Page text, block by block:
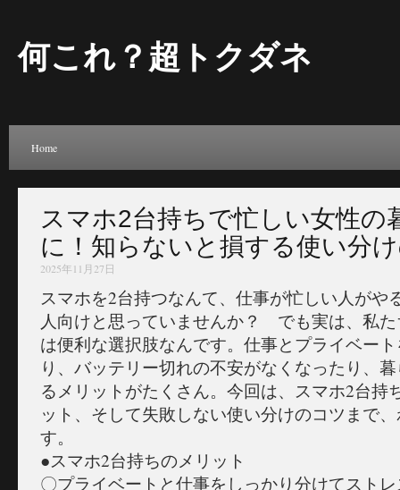
何これ？超トクダネ
Home
スマホ2台持ちで忙しい女性の
に！知らないと損する使い分
2025年11月27日
スマホを2台持つなんて、仕事が忙しい人がや
人向けと思っていませんか？ でも実は、私
は便利な選択肢なんです。仕事とプライベー
り、バッテリー切れの不安がなくなったり、
るメリットがたくさん。今回は、スマホ2台持
ット、そして失敗しない使い分けのコツまで
す。
●スマホ2台持ちのメリット
〇プライベートと仕事をしっかり分けてスト